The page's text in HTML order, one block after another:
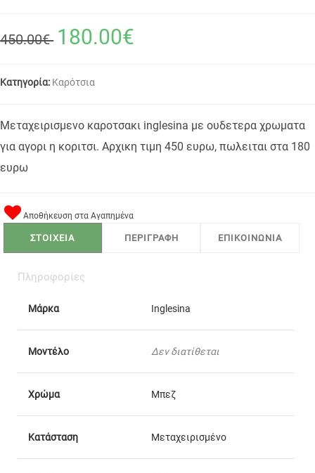
450.00€ 180.00€
Κατηγορία: Καρότσια
Μεταχειρισμενο καροτσακι inglesina με ουδετερα χρωματα
για αγορι η κοριτσι. Αρχικη τιμη 450 ευρω, πωλειται στα 180
ευρω
Αποθήκευση στα Αγαπημένα
ΣΤΟΙΧΕΙΑ ΠΕΡΙΓΡΑΦΗ ΕΠΙΚΟΙΝΩΝΙΑ
Πληροφορίες
Μάρκα Inglesina
Μοντέλο Δεν διατίθεται
Χρώμα Μπεζ
Κατάσταση Μεταχειρισμένο